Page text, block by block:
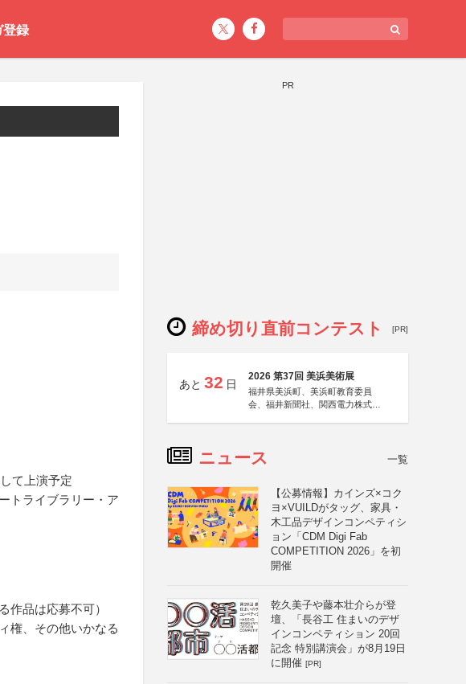
登録
て上演予定
トライブラリー・ア
作品は応募不可）
権、その他いかなる
PR
締め切り直前コンテスト [PR]
あと 32 日
2026 第37回 美浜美術展
福井県美浜町、美浜町教育委員
会、福井新聞社、関西電力株式会
ニュース 一覧
【公募情報】カインズ×コク
ヨ×VUILDがタッグ、家具・
木工品デザインコンペティシ
ョン「CDM Digi Fab
COMPETITION 2026」を初
開催
乾久美子や藤本壮介らが登
壇、「長谷工 住まいのデザ
インコンペティション 20回
記念 特別講演会」が8月19日
に開催 [PR]